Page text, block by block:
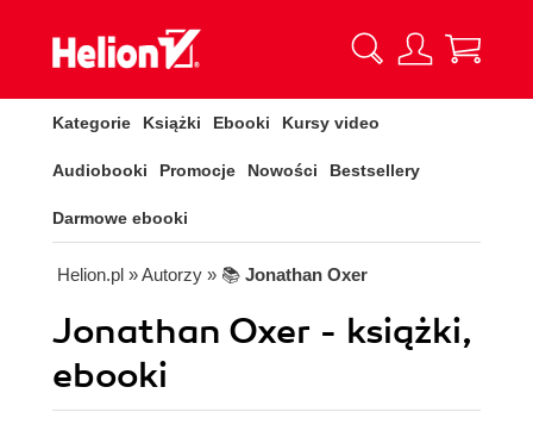
Kategorie Książki Ebooki Kursy video
Audiobooki Promocje Nowości Bestsellery
Darmowe ebooki
Helion.pl » Autorzy » 📚 Jonathan Oxer
Jonathan Oxer - książki,
ebooki